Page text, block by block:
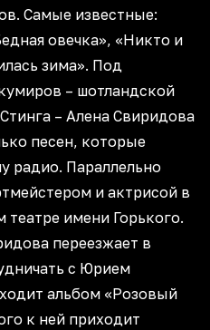
Самые известные:
овечка», «Никто и
зима». Под
– шотландской
– Алена Свиридова
песен, которые
радио. Параллельно
и актрисой в
имени Горького.
переезжает в
с Юрием
альбом «Розовый
к ней приходит